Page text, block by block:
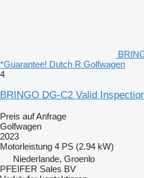
*Guarantee! Dutch R Golfwagen
4
BRINGO DG-C2 Valid
Preis auf Anfrage
Golfwagen
2023
Motorleistung 4 PS (2.94 kW)
Niederlande, Groenlo
PFEIFER Sales BV